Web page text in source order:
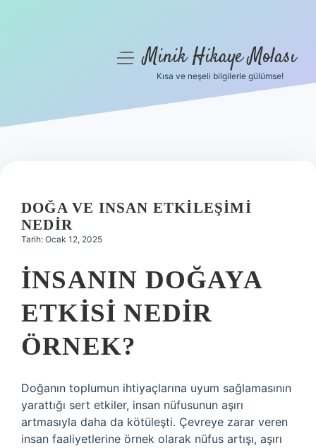
Hakkımızda
menüyüMinik Hikaye Molası
Kısa ve neşeli bilgilerle gülümse!
DOĞA VE INSAN ETKILEŞIMI
NEDIR
Tarih: Ocak 12, 2025
İNSANIN DOĞAYA
ETKISI NEDIR
ÖRNEK?
Doğanın toplumun ihtiyaçlarına uyum sağlamasının
yarattığı sert etkiler, insan nüfusunun aşırı
artmasıyla daha da kötüleşti. Çevreye zarar veren
insan faaliyetlerine örnek olarak nüfus artışı, aşırı